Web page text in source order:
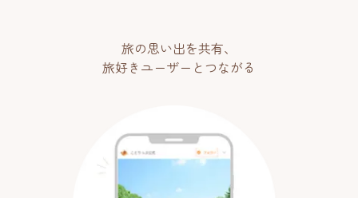
旅の思い出を共有、
旅好きユーザーとつながる